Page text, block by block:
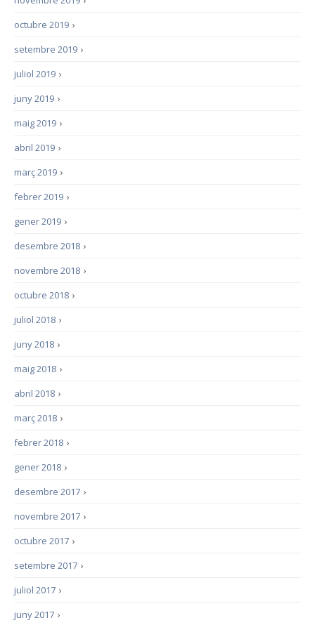
›
octubre 2019
›
setembre 2019
›
juliol 2019
›
juny 2019
›
maig 2019
›
abril 2019
›
març 2019
›
febrer 2019
›
gener 2019
›
desembre 2018
›
novembre 2018
›
octubre 2018
›
juliol 2018
›
juny 2018
›
maig 2018
›
abril 2018
›
març 2018
›
febrer 2018
›
gener 2018
›
desembre 2017
›
novembre 2017
›
octubre 2017
›
setembre 2017
›
juliol 2017
›
juny 2017